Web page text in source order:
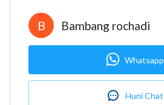
Garasi: Carport
Luas tanah: 66 m2
Luas bangunan: 50 m2
Bangunan menghadap: Selatan
B Bambang rochadi
Whatsapp
Huni Chat